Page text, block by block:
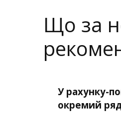
Що за
У рахунку-
окремий